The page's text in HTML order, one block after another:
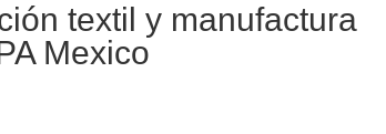
textil y manufactura
Mexico